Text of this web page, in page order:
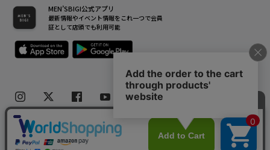
MEN’SBIGI公式アプリ
最新情報やイベント情報をこれ一つで会員
証として店頭でも利用可能
Copyright(C) Bigi Co.,Ltd.All Rights Reserved.